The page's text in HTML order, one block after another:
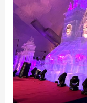
LODOWA
POŚWIĘCONA
PAMIĘCI
JANA
PAWŁA
II